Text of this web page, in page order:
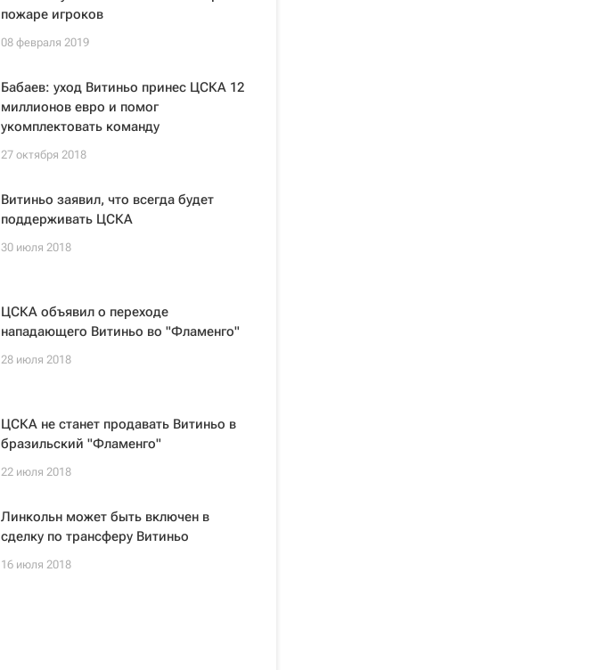
пожаре игроков
08 февраля 2019
Бабаев: уход Витиньо принес ЦСКА 12
миллионов евро и помог
укомплектовать команду
27 октября 2018
Витиньо заявил, что всегда будет
поддерживать ЦСКА
30 июля 2018
ЦСКА объявил о переходе
нападающего Витиньо во "Фламенго"
28 июля 2018
ЦСКА не станет продавать Витиньо в
бразильский "Фламенго"
22 июля 2018
Линкольн может быть включен в
сделку по трансферу Витиньо
16 июля 2018